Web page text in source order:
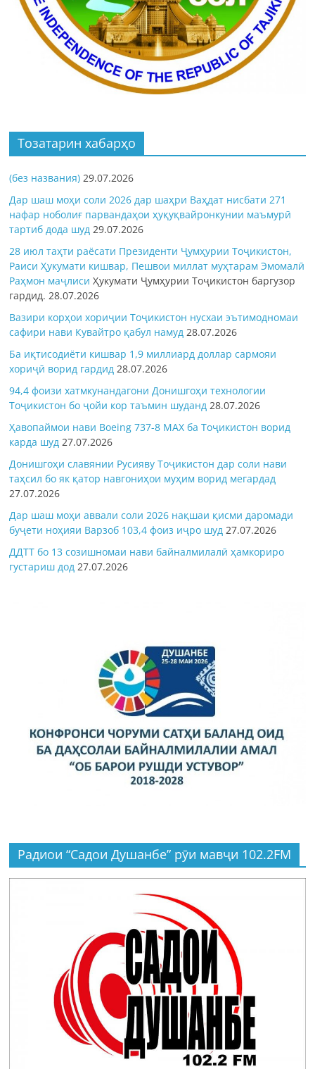
Тозатарин хабарҳо
(без названия) 29.07.2026
Дар шаш моҳи соли 2026 дар шаҳри Ваҳдат нисбати 271
нафар ноболиғ парвандаҳои ҳуқуқвайронкунии маъмурӣ
тартиб дода шуд 29.07.2026
28 июл таҳти раёсати Президенти Ҷумҳурии Тоҷикистон,
Раиси Ҳукумати кишвар, Пешвои миллат муҳтарам Эмомалӣ
Раҳмон маҷлисиҲукумати Ҷумҳурии Тоҷикистон баргузор
гардид.28.07.2026
Вазири корҳои хориҷии Тоҷикистон нусхаи эътимодномаи
сафири нави Кувайтро қабул намуд 28.07.2026
Ба иқтисодиёти кишвар 1,9 миллиард доллар сармояи
хориҷӣ ворид гардид 28.07.2026
94,4 фоизи хатмкунандагони Донишгоҳи технологии
Тоҷикистон бо ҷойи кор таъмин шуданд 28.07.2026
Ҳавопаймои нави Boeing 737-8 MAX ба Тоҷикистон ворид
карда шуд 27.07.2026
Донишгоҳи славянии Русияву Тоҷикистон дар соли нави
таҳсил бо як қатор навгониҳои муҳим ворид мегардад
27.07.2026
Дар шаш моҳи аввали соли 2026 нақшаи қисми даромади
буҷети ноҳияи Варзоб 103,4 фоиз иҷро шуд 27.07.2026
ДДТТ бо 13 созишномаи нави байналмилалӣ ҳамкориро
густариш дод 27.07.2026
Радиои “Садои Душанбе” рӯи мавҷи 102.2FM